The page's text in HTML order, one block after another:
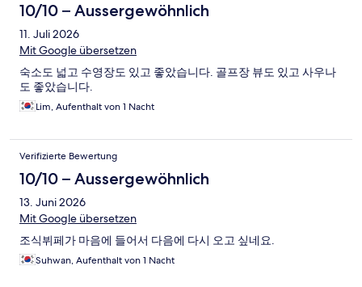
10/10 – Aussergewöhnlich
11. Juli 2026
Mit Google übersetzen
숙소도 넓고 수영장도 있고 좋았습니다. 골프장 뷰도 있고 사우나
도 좋았습니다.
Lim, Aufenthalt von 1 Nacht
Verifizierte Bewertung
10/10 – Aussergewöhnlich
13. Juni 2026
Mit Google übersetzen
조식뷔페가 마음에 들어서 다음에 다시 오고 싶네요.
Suhwan, Aufenthalt von 1 Nacht